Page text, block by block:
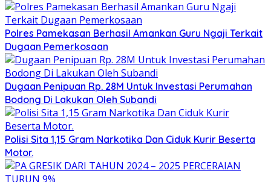
Polres Pamekasan Berhasil Amankan Guru Ngaji Terkait
Dugaan Pemerkosaan
Dugaan Penipuan Rp. 28M Untuk Investasi Perumahan
Bodong Di Lakukan Oleh Subandi
Polisi Sita 1,15 Gram Narkotika Dan Ciduk Kurir Beserta
Motor.